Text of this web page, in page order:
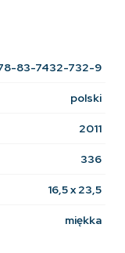
83-7432-732-9
polski
2011
336
16,5 x 23,5
miękka